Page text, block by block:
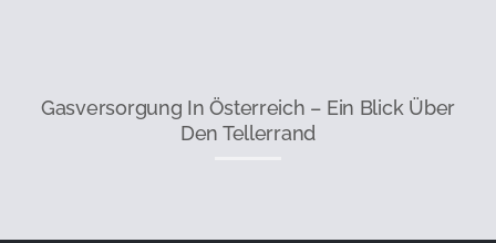
Gasversorgung In Österreich – Ein Blick Über
Den Tellerrand